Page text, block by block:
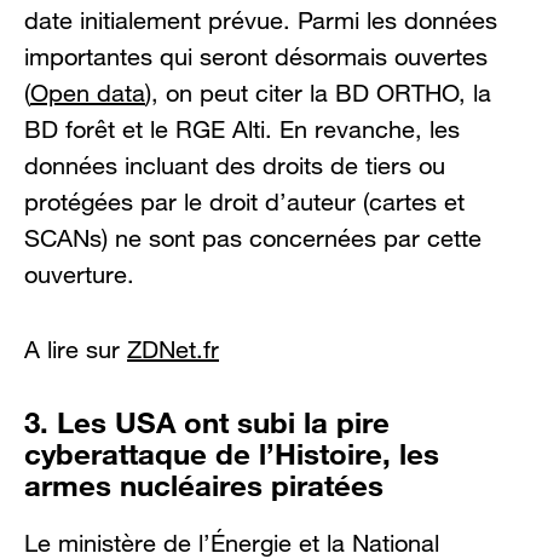
date initialement prévue. Parmi les données
importantes qui seront désormais ouvertes
(Open data), on peut citer la BD ORTHO, la
BD forêt et le RGE Alti. En revanche, les
données incluant des droits de tiers ou
protégées par le droit d’auteur (cartes et
SCANs) ne sont pas concernées par cette
ouverture.
A lire sur ZDNet.fr
3. Les USA ont subi la pire
cyberattaque de l’Histoire, les
armes nucléaires piratées
Le ministère de l’Énergie et la National